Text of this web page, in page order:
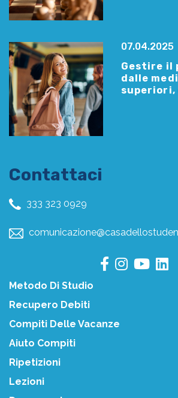
07.04.2025
Gestire il
dalle
superiori,
Contattaci
333 323 0929
Metodo Di Studio
Recupero Debiti
Compiti Delle Vacanze
Aiuto Compiti
Ripetizioni
Lezioni